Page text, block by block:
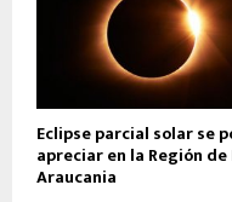
Eclipse parcial solar se
apreciar en la Región de
Araucania